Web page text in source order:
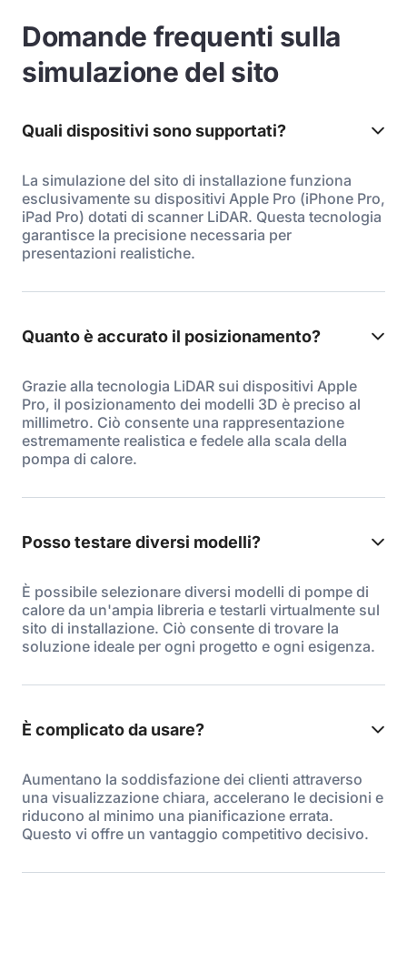
Domande frequenti sulla
simulazione del sito
Quali dispositivi sono supportati?
La simulazione del sito di installazione funziona
esclusivamente su dispositivi Apple Pro (iPhone Pro,
iPad Pro) dotati di scanner LiDAR. Questa tecnologia
garantisce la precisione necessaria per
presentazioni realistiche.
Quanto è accurato il posizionamento?
Grazie alla tecnologia LiDAR sui dispositivi Apple
Pro, il posizionamento dei modelli 3D è preciso al
millimetro. Ciò consente una rappresentazione
estremamente realistica e fedele alla scala della
pompa di calore.
Posso testare diversi modelli?
È possibile selezionare diversi modelli di pompe di
calore da un'ampia libreria e testarli virtualmente sul
sito di installazione. Ciò consente di trovare la
soluzione ideale per ogni progetto e ogni esigenza.
È complicato da usare?
Aumentano la soddisfazione dei clienti attraverso
una visualizzazione chiara, accelerano le decisioni e
riducono al minimo una pianificazione errata.
Questo vi offre un vantaggio competitivo decisivo.